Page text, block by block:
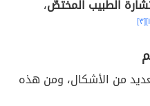
الطبيب المختصّ،
[٣]
من الأشكال، ومن هذه